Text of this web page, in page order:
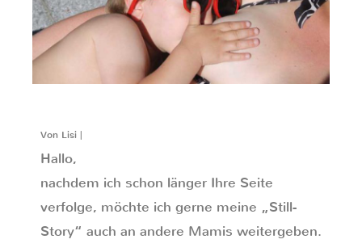
Von Lisi |
Hallo,
nachdem ich schon länger Ihre Seite
verfolge, möchte ich gerne meine „Still-
Story“ auch an andere Mamis weitergeben.